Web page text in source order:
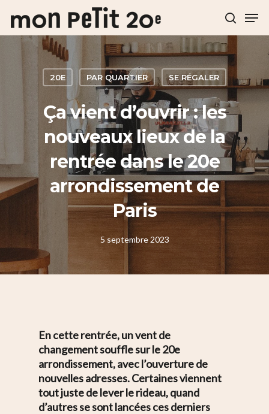
Hit enter to search or ESC to close
20E PAR QUARTIER SE RÉGALER
Ça vient d’ouvrir : les
nouveaux lieux de la
rentrée dans le 20e
arrondissement de
Paris
5 septembre 2023
En cette rentrée, un vent de
changement souffle sur le 20e
arrondissement, avec l’ouverture de
nouvelles adresses. Certaines viennent
tout juste de lever le rideau, quand
d’autres se sont lancées ces derniers